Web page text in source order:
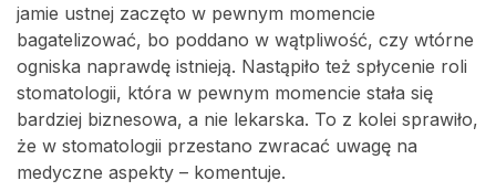
jamie ustnej zaczęto w pewnym momencie
bagatelizować, bo poddano w wątpliwość, czy wtórne
ogniska naprawdę istnieją. Nastąpiło też spłycenie roli
stomatologii, która w pewnym momencie stała się
bardziej biznesowa, a nie lekarska. To z kolei sprawiło,
że w stomatologii przestano zwracać uwagę na
medyczne aspekty – komentuje.